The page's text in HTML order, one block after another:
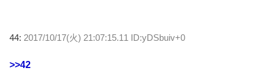
44: 2017/10/17(火) 21:07:15.11 ID:yDSbuiv+0
>>42